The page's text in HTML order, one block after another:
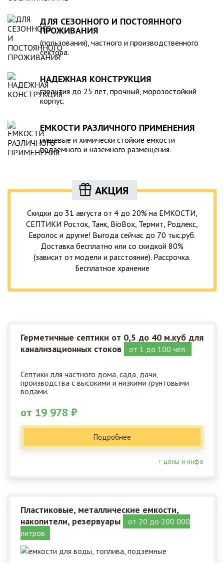
ДЛЯ СЕЗОННОГО И ПОСТОЯННОГО
ПРОЖИВАНИЯ
(пользования), частного и производственного
сектора.
НАДЕЖНАЯ КОНСТРУКЦИЯ
гарантия до 25 лет, прочный, морозостойкий
корпус.
ЕМКОСТИ РАЗЛИЧНОГО ПРИМЕНЕНИЯ
пищевые и химически стойкие емкости
подземного и наземного размещения.
АКЦИЯ
Скидки до 31 августа от 4 до 20% на ЕМКОСТИ,
СЕПТИКИ Росток, Танк, BioBox, Термит, Родлекс,
Евролос и другие! Выгода сейчас до 70 тыс.руб.
Доставка бесплатно или со скидкой 80%
(зависит от модели и расстояние). Рассрочка.
Бесплатное хранение
Герметичные септики от 0,5 до 40 м.куб для
канализационных стоков
от 1 до 100 чел.
Септики для частного дома, сада, дачи,
производства с высокими и низкими грунтовыми
водами.
от 19 978 ₽
Подробнее
↑ цены и инфо
Пластиковые, металлические емкости,
накопители, резервуары
от 20 до 200 000
литров